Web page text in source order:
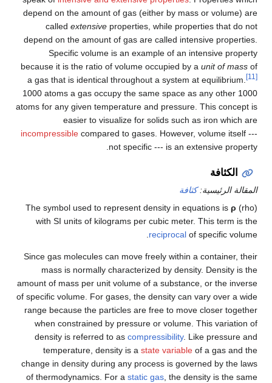
depend on the amount of gas (either by mass or volume) are
called extensive properties, while properties that do not
depend on the amount of gas are called intensive properties.
Specific volume is an example of an intensive property
because it is the ratio of volume occupied by a unit of mass of
a gas that is identical throughout a system at equilibrium.
[11]
1000 atoms a gas occupy the same space as any other 1000
atoms for any given temperature and pressure. This concept is
easier to visualize for solids such as iron which are
incompressible compared to gases. However, volume itself ---
not specific --- is an extensive property.
الكثافة
المقالة الرئيسية:كثافة
The symbol used to represent density in equations is ρ (rho)
with SI units of kilograms per cubic meter. This term is the
reciprocal of specific volume.
Since gas molecules can move freely within a container, their
mass is normally characterized by density. Density is the
amount of mass per unit volume of a substance, or the inverse
of specific volume. For gases, the density can vary over a wide
range because the particles are free to move closer together
when constrained by pressure or volume. This variation of
density is referred to as compressibility. Like pressure and
temperature, density is a state variable of a gas and the
change in density during any process is governed by the laws
of thermodynamics. For a static gas, the density is the same